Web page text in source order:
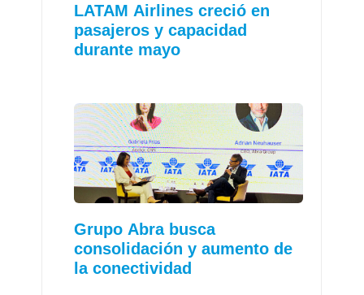
LATAM Airlines creció en
pasajeros y capacidad
durante mayo
Grupo Abra busca
consolidación y aumento de
la conectividad